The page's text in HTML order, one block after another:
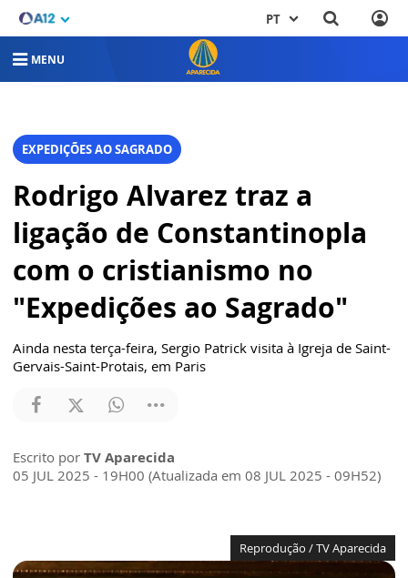
PT
MENU
EXPEDIÇÕES AO SAGRADO
Rodrigo Alvarez traz a
ligação de Constantinopla
com o cristianismo no
"Expedições ao Sagrado"
Ainda nesta terça-feira, Sergio Patrick visita à Igreja de Saint-
Gervais-Saint-Protais, em Paris
Escrito por TV Aparecida
05 JUL 2025 - 19H00 (Atualizada em 08 JUL 2025 - 09H52)
Reprodução / TV Aparecida